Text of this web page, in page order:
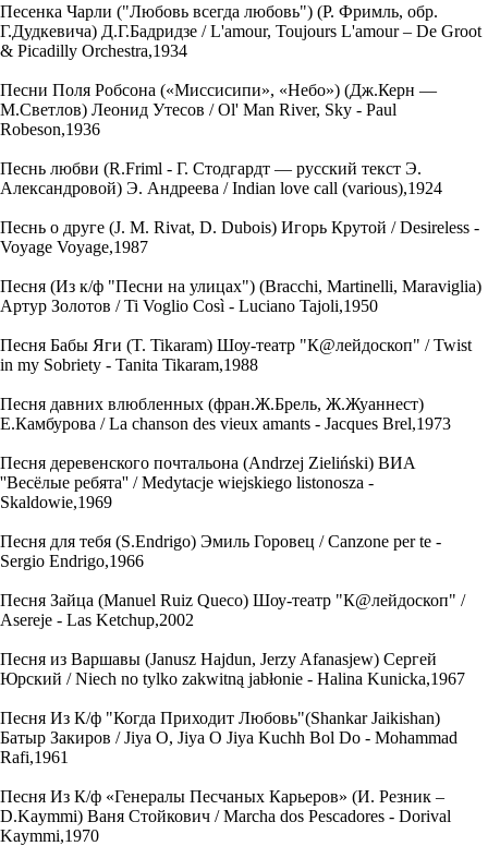
Песенка Чарли ("Любовь всегда любовь") (Р. Фримль, обр.
Г.Дудкевича) Д.Г.Бадридзе / L'amour, Toujours L'amour – De Groot
& Picadilly Orchestra,1934
Песни Поля Робсона («Миссисипи», «Небо») (Дж.Керн —
М.Светлов) Леонид Утесов / Ol' Man River, Sky - Paul
Robeson,1936
Песнь любви (R.Friml - Г. Стодгардт — русский текст Э.
Александровой) Э. Андреева / Indian love call (various),1924
Песнь о друге (J. M. Rivat, D. Dubois) Игорь Крутой / Desireless -
Voyage Voyage,1987
Песня (Из к/ф "Песни на улицах") (Bracchi, Martinelli, Maraviglia)
Артур Золотов / Ti Voglio Così - Luciano Tajoli,1950
Песня Бабы Яги (T. Tikaram) Шоу-театр "К@лейдоскоп" / Twist
in my Sobriety - Tanita Tikaram,1988
Песня давних влюбленных (фран.Ж.Брель, Ж.Жуаннест)
Е.Камбурова / La chanson des vieux amants - Jacques Brel,1973
Песня деревенского почтальона (Andrzej Zieliński) ВИА
''Весёлые ребята'' / Medytacje wiejskiego listonosza -
Skaldowie,1969
Песня для тебя (S.Endrigo) Эмиль Горовец / Canzone per te -
Sergio Endrigo,1966
Песня Зайца (Manuel Ruiz Queco) Шоу-театр "К@лейдоскоп" /
Asereje - Las Ketchup,2002
Песня из Варшавы (Janusz Hajdun, Jerzy Afanasjew) Сергей
Юрский / Niech no tylko zakwitną jabłonie - Halina Kunicka,1967
Песня Из К/ф "Когда Приходит Любовь"(Shankar Jaikishan)
Батыр Закиров / Jiya O, Jiya O Jiya Kuchh Bol Do - Mohammad
Rafi,1961
Песня Из К/ф «Генералы Песчаных Карьеров» (И. Резник –
D.Kaymmi) Ваня Стойкович / Маrchа dоs Реsсаdоrеs - Dorival
Kaymmi,1970